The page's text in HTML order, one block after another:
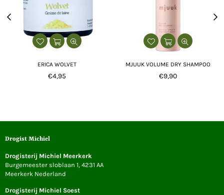
ERICA WOLVET
Normale
€4,95
MJUUK VOLUME DRY SHAMPOO
Normale
€9,90
Drogist Michiel
Drogisterij Michiel Meerkerk
Burgemeester sloblaan 1, 4231 AA
Meerkerk Nederland
Drogisterij Michiel Soest